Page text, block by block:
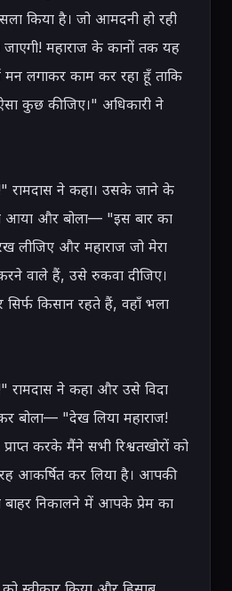
किया है। जो आमदनी हो रही
महाराज के कानों तक यह
मन लगाकर काम कर रहा हूँ ताकि
कुछ कीजिए।" अधिकारी ने
रामदास ने कहा। उसके जाने के
आया और बोला— "इस बार का
लीजिए और महाराज जो मेरा
वाले हैं, उसे रुकवा दीजिए।
सिर्फ किसान रहते हैं, वहाँ भला
ने कहा और उसे विदा
बोला— "देख लिया महाराज!
करके मैंने सभी रिश्वतखोरों को
आकर्षित कर लिया है। आपकी
बाहर निकालने में आपके प्रेम का